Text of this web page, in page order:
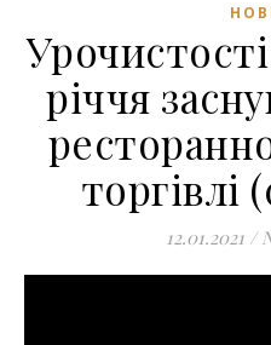
річчя
торгівлі
12.01.2021 /